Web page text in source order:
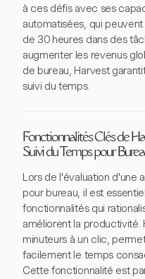
à ces défis avec ses
automatisées, qui
de 30 heures dans des
augmenter les revenus
de bureau, Harvest
suivi du temps.
Fonctionnalités Clés de
Suivi du Temps pour
Lors de l'évaluation d'une
pour bureau, il est
fonctionnalités qui
améliorent la productivité.
minuteurs à un clic,
facilement le temps
Cette fonctionnalité est